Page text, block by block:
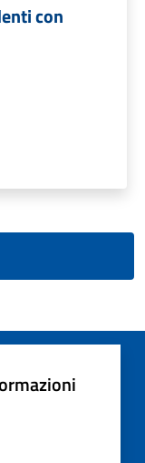
con